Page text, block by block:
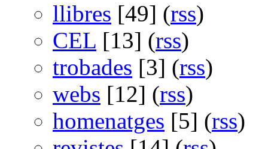
llibres [49] (rss)
CEL [13] (rss)
trobades [3] (rss)
webs [12] (rss)
homenatges [5] (rss)